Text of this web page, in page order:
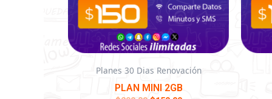
Planes 30 Dias Renovación
PLAN MINI 2GB